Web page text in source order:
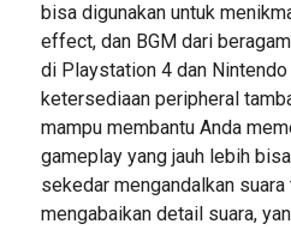
bisa digunakan untuk
effect, dan BGM dari
di Playstation 4 dan Nintendo
ketersediaan peripheral
mampu membantu Anda
gameplay yang jauh lebih
sekedar mengandalkan
mengabaikan detail suara,